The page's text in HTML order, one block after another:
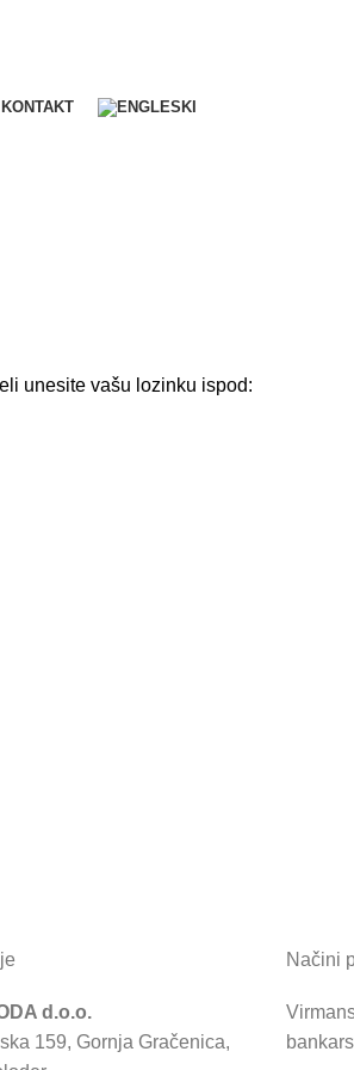
KONTAKT
unesite vašu lozinku ispod:
d.o.o.
159, Gornja Gračenica,
Načini